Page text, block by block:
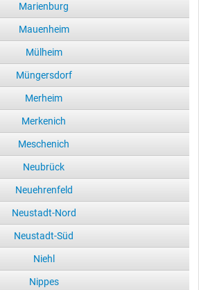
Marienburg
Mauenheim
Mülheim
Müngersdorf
Merheim
Merkenich
Meschenich
Neubrück
Neuehrenfeld
Neustadt-Nord
Neustadt-Süd
Niehl
Nippes